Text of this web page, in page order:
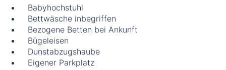
Babyhochstuhl
Bettwäsche inbegriffen
Bezogene Betten bei Ankunft
Bügeleisen
Dunstabzugshaube
Eigener Parkplatz